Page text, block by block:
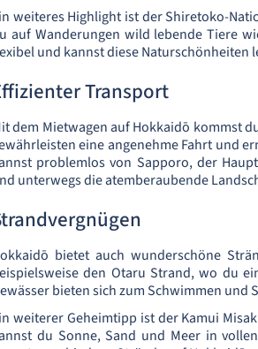
weiteres Highlight ist der Shiretoko-
auf Wanderungen wild lebende Tiere
und kannst diese Naturschönheiten
Transport
dem Mietwagen auf Hokkaidō kommst
eine angenehme Fahrt und
problemlos von Sapporo, der
unterwegs die atemberaubende
bietet auch wunderschöne
den Otaru Strand, wo du
bieten sich zum Schwimmen und
weiterer Geheimtipp ist der Kamui
du Sonne, Sand und Meer in